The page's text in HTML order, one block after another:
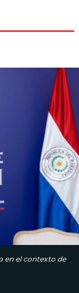
en el contexto de